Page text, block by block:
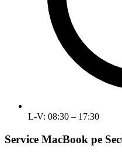
L-V: 08:30 – 17:30
Service MacBook pe